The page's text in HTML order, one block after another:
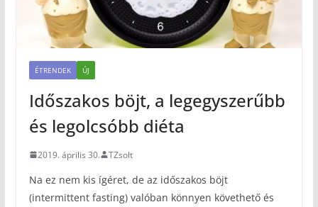
ÉTRENDEK ÚJ
Időszakos böjt, a legegyszerűbb
és legolcsóbb diéta
2019. április 30. TZsolt
Na ez nem kis ígéret, de az időszakos böjt
(intermittent fasting) valóban könnyen követhető és